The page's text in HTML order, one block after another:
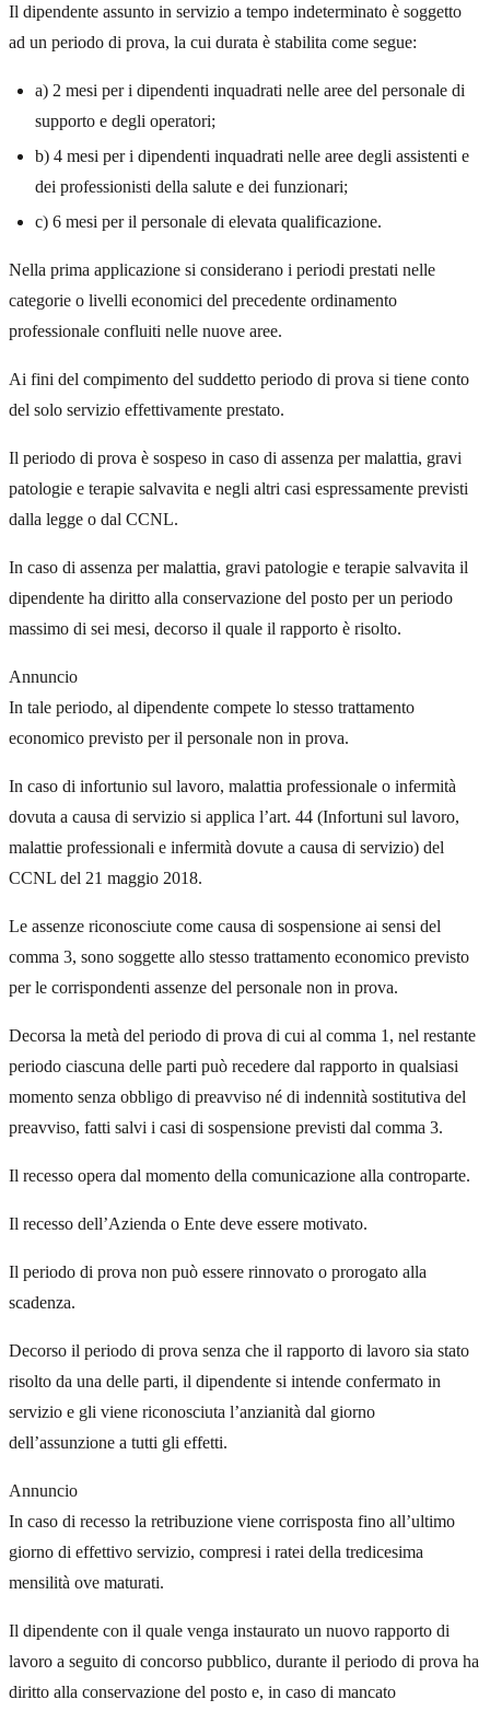
Il dipendente assunto in servizio a tempo indeterminato è soggetto
ad un periodo di prova, la cui durata è stabilita come segue:
a) 2 mesi per i dipendenti inquadrati nelle aree del personale di
supporto e degli operatori;
b) 4 mesi per i dipendenti inquadrati nelle aree degli assistenti e
dei professionisti della salute e dei funzionari;
c) 6 mesi per il personale di elevata qualificazione.
Nella prima applicazione si considerano i periodi prestati nelle
categorie o livelli economici del precedente ordinamento
professionale confluiti nelle nuove aree.
Ai fini del compimento del suddetto periodo di prova si tiene conto
del solo servizio effettivamente prestato.
Il periodo di prova è sospeso in caso di assenza per malattia, gravi
patologie e terapie salvavita e negli altri casi espressamente previsti
dalla legge o dal CCNL.
In caso di assenza per malattia, gravi patologie e terapie salvavita il
dipendente ha diritto alla conservazione del posto per un periodo
massimo di sei mesi, decorso il quale il rapporto è risolto.
Annuncio
In tale periodo, al dipendente compete lo stesso trattamento
economico previsto per il personale non in prova.
In caso di infortunio sul lavoro, malattia professionale o infermità
dovuta a causa di servizio si applica l’art. 44 (Infortuni sul lavoro,
malattie professionali e infermità dovute a causa di servizio) del
CCNL del 21 maggio 2018.
Le assenze riconosciute come causa di sospensione ai sensi del
comma 3, sono soggette allo stesso trattamento economico previsto
per le corrispondenti assenze del personale non in prova.
Decorsa la metà del periodo di prova di cui al comma 1, nel restante
periodo ciascuna delle parti può recedere dal rapporto in qualsiasi
momento senza obbligo di preavviso né di indennità sostitutiva del
preavviso, fatti salvi i casi di sospensione previsti dal comma 3.
Il recesso opera dal momento della comunicazione alla controparte.
Il recesso dell’Azienda o Ente deve essere motivato.
Il periodo di prova non può essere rinnovato o prorogato alla
scadenza.
Decorso il periodo di prova senza che il rapporto di lavoro sia stato
risolto da una delle parti, il dipendente si intende confermato in
servizio e gli viene riconosciuta l’anzianità dal giorno
dell’assunzione a tutti gli effetti.
Annuncio
In caso di recesso la retribuzione viene corrisposta fino all’ultimo
giorno di effettivo servizio, compresi i ratei della tredicesima
mensilità ove maturati.
Il dipendente con il quale venga instaurato un nuovo rapporto di
lavoro a seguito di concorso pubblico, durante il periodo di prova ha
diritto alla conservazione del posto e, in caso di mancato